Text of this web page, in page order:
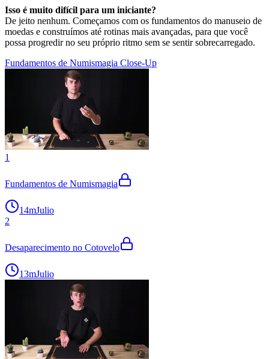
Isso é muito difícil para um iniciante?
De jeito nenhum. Começamos com os fundamentos do manuseio de
moedas e construímos até rotinas mais avançadas, para que você
possa progredir no seu próprio ritmo sem se sentir sobrecarregado.
Fundamentos de Numismagia Close-Up
1
Fundamentos de Numismagia
14mJulio
2
Desaparecimento no Cotovelo
13mJulio